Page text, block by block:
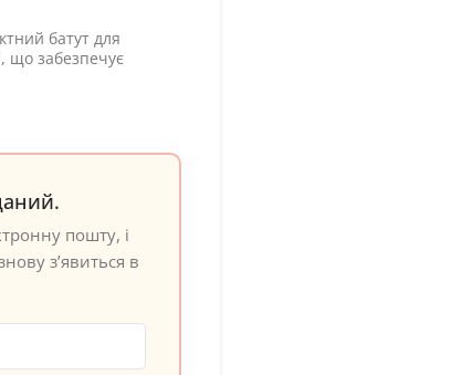
батут для
що забезпечує
пошту, і
з’явиться в